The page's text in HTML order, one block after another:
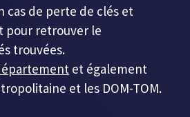
cas de perte de clés et
pour retrouver le
trouvées.
et également
et les DOM-TOM.